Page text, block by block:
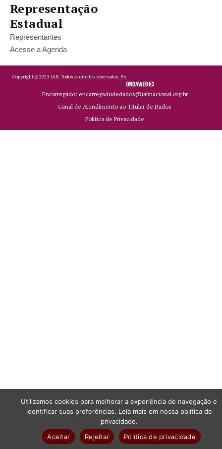
Representação
Estadual
Representantes
Acesse a Agenda
Copyright ©2023 IAB.Todos os direitos reservados. By
Encarregado: encarregadodedados@iabnacional.org.br
Canal de Atendimento ao Titular de Dados
Política de Privacidade
Utilizamos cookies para melhorar a experiência de navegação e
identificar suas preferências. Leia mais em nossa política de
privacidade.
Aceitar
Rejeitar Política de privacidade